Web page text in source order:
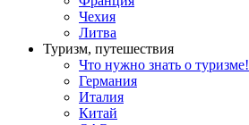
Чехия
Литва
Туризм, путешествия
Что нужно знать о туризме!
Германия
Италия
Китай